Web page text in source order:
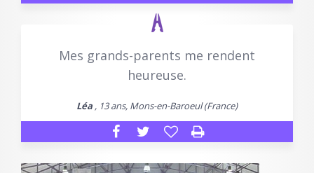
Mes grands-parents me rendent
heureuse.
Léa , 13 ans, Mons-en-Baroeul (France)